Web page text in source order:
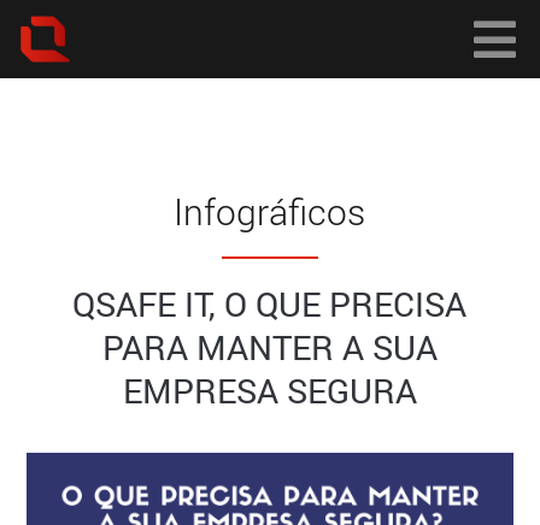
Infográficos
QSAFE IT, O QUE PRECISA
PARA MANTER A SUA
EMPRESA SEGURA